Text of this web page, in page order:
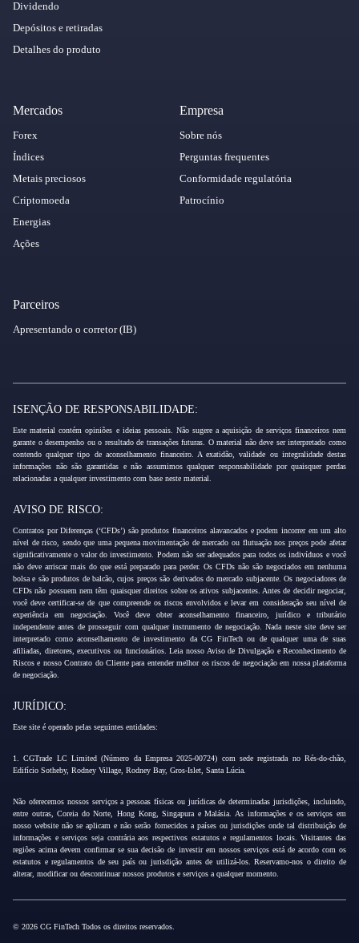
Dividendo
Depósitos e retiradas
Detalhes do produto
Mercados
Forex
Índices
Metais preciosos
Criptomoeda
Energias
Ações
Empresa
Sobre nós
Perguntas frequentes
Conformidade regulatória
Patrocínio
Parceiros
Apresentando o corretor (IB)
ISENÇÃO DE RESPONSABILIDADE:
Este material contém opiniões e ideias pessoais. Não sugere a aquisição de serviços financeiros nem
garante o desempenho ou o resultado de transações futuras. O material não deve ser interpretado como
contendo qualquer tipo de aconselhamento financeiro. A exatidão, validade ou integralidade destas
informações não são garantidas e não assumimos qualquer responsabilidade por quaisquer perdas
relacionadas a qualquer investimento com base neste material.
AVISO DE RISCO:
Contratos por Diferenças (‘CFDs’) são produtos financeiros alavancados e podem incorrer em um alto
nível de risco, sendo que uma pequena movimentação de mercado ou flutuação nos preços pode afetar
significativamente o valor do investimento. Podem não ser adequados para todos os indivíduos e você
não deve arriscar mais do que está preparado para perder. Os CFDs não são negociados em nenhuma
bolsa e são produtos de balcão, cujos preços são derivados do mercado subjacente. Os negociadores de
CFDs não possuem nem têm quaisquer direitos sobre os ativos subjacentes. Antes de decidir negociar,
você deve certificar-se de que compreende os riscos envolvidos e levar em consideração seu nível de
experiência em negociação. Você deve obter aconselhamento financeiro, jurídico e tributário
independente antes de prosseguir com qualquer instrumento de negociação. Nada neste site deve ser
interpretado como aconselhamento de investimento da CG FinTech ou de qualquer uma de suas
afiliadas, diretores, executivos ou funcionários. Leia nosso Aviso de Divulgação e Reconhecimento de
Riscos e nosso Contrato do Cliente para entender melhor os riscos de negociação em nossa plataforma
de negociação.
JURÍDICO:
Este site é operado pelas seguintes entidades:
1. CGTrade LC Limited (Número da Empresa 2025-00724) com sede registrada no Rés-do-chão,
Edifício Sotheby, Rodney Village, Rodney Bay, Gros-Islet, Santa Lúcia.
Não oferecemos nossos serviços a pessoas físicas ou jurídicas de determinadas jurisdições, incluindo,
entre outras, Coreia do Norte, Hong Kong, Singapura e Malásia. As informações e os serviços em
nosso website não se aplicam e não serão fornecidos a países ou jurisdições onde tal distribuição de
informações e serviços seja contrária aos respectivos estatutos e regulamentos locais. Visitantes das
regiões acima devem confirmar se sua decisão de investir em nossos serviços está de acordo com os
estatutos e regulamentos de seu país ou jurisdição antes de utilizá-los. Reservamo-nos o direito de
alterar, modificar ou descontinuar nossos produtos e serviços a qualquer momento.
© 2026 CG FinTech Todos os direitos reservados.